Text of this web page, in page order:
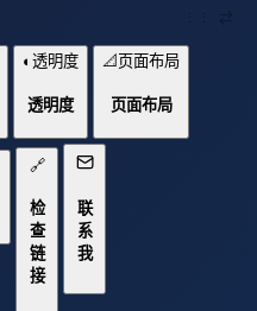
⋮⋮ ⇄
◐ 透明度
透明度
📐 页面布局
页面布局
🔗
检
查
链
接
联
系
我